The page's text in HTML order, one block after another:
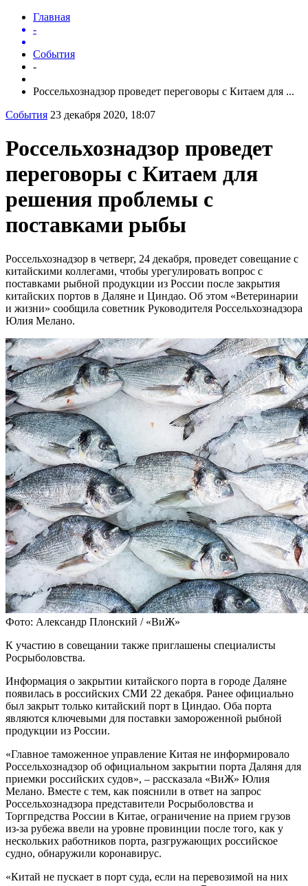
Главная
-
События
-
Россельхознадзор проведет переговоры с Китаем для ...
События 23 декабря 2020, 18:07
Россельхознадзор проведет
переговоры с Китаем для
решения проблемы с
поставками рыбы
Россельхознадзор в четверг, 24 декабря, проведет совещание с
китайскими коллегами, чтобы урегулировать вопрос с
поставками рыбной продукции из России после закрытия
китайских портов в Даляне и Циндао. Об этом «Ветеринарии
и жизни» сообщила советник Руководителя Россельхознадзора
Юлия Мелано.
Фото: Александр Плонский / «ВиЖ»
К участию в совещании также приглашены специалисты
Росрыболовства.
Информация о закрытии китайского порта в городе Даляне
появилась в российских СМИ 22 декабря. Ранее официально
был закрыт только китайский порт в Циндао. Оба порта
являются ключевыми для поставки замороженной рыбной
продукции из России.
«Главное таможенное управление Китая не информировало
Россельхознадзор об официальном закрытии порта Даляня для
приемки российских судов», – рассказала «ВиЖ» Юлия
Мелано. Вместе с тем, как пояснили в ответ на запрос
Россельхознадзора представители Росрыболовства и
Торгпредства России в Китае, ограничение на прием грузов
из-за рубежа ввели на уровне провинции после того, как у
нескольких работников порта, разгружающих российское
судно, обнаружили коронавирус.
«Китай не пускает в порт суда, если на перевозимой на них